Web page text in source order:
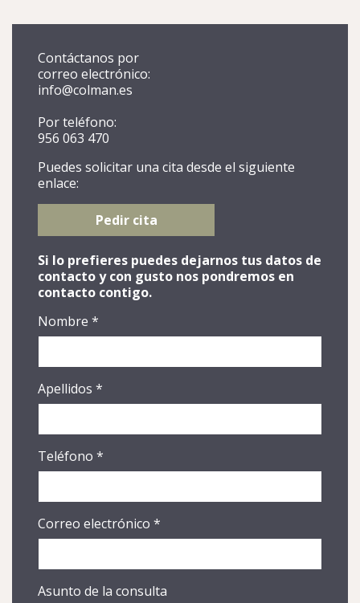
Contáctanos por
correo electrónico:
info@colman.es
Por teléfono:
956 063 470
Puedes solicitar una cita desde el siguiente
enlace:
Pedir cita
Si lo prefieres puedes dejarnos tus datos de
contacto y con gusto nos pondremos en
contacto contigo.
Nombre *
Apellidos *
Teléfono *
Correo electrónico *
Asunto de la consulta